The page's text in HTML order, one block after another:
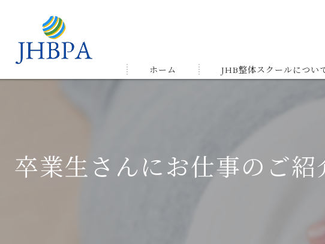
ホーム JHB整体スクールについ
受講生の声＆体験談
卒業生さんにお仕事のご